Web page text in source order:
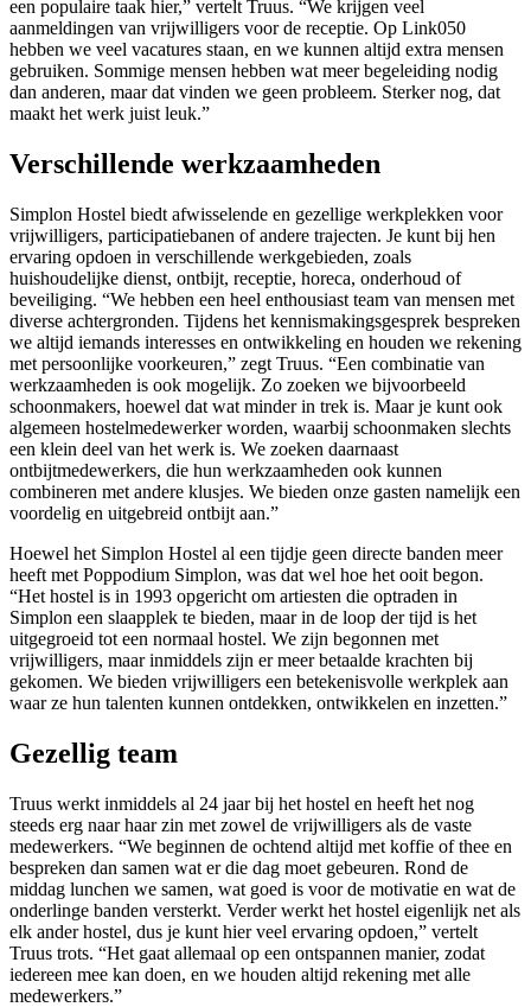
een populaire taak hier,” vertelt Truus. “We krijgen veel
aanmeldingen van vrijwilligers voor de receptie. Op Link050
hebben we veel vacatures staan, en we kunnen altijd extra mensen
gebruiken. Sommige mensen hebben wat meer begeleiding nodig
dan anderen, maar dat vinden we geen probleem. Sterker nog, dat
maakt het werk juist leuk.”
Verschillende werkzaamheden
Simplon Hostel biedt afwisselende en gezellige werkplekken voor
vrijwilligers, participatiebanen of andere trajecten. Je kunt bij hen
ervaring opdoen in verschillende werkgebieden, zoals
huishoudelijke dienst, ontbijt, receptie, horeca, onderhoud of
beveiliging. “We hebben een heel enthousiast team van mensen met
diverse achtergronden. Tijdens het kennismakingsgesprek bespreken
we altijd iemands interesses en ontwikkeling en houden we rekening
met persoonlijke voorkeuren,” zegt Truus. “Een combinatie van
werkzaamheden is ook mogelijk. Zo zoeken we bijvoorbeeld
schoonmakers, hoewel dat wat minder in trek is. Maar je kunt ook
algemeen hostelmedewerker worden, waarbij schoonmaken slechts
een klein deel van het werk is. We zoeken daarnaast
ontbijtmedewerkers, die hun werkzaamheden ook kunnen
combineren met andere klusjes. We bieden onze gasten namelijk een
voordelig en uitgebreid ontbijt aan.”
Hoewel het Simplon Hostel al een tijdje geen directe banden meer
heeft met Poppodium Simplon, was dat wel hoe het ooit begon.
“Het hostel is in 1993 opgericht om artiesten die optraden in
Simplon een slaapplek te bieden, maar in de loop der tijd is het
uitgegroeid tot een normaal hostel. We zijn begonnen met
vrijwilligers, maar inmiddels zijn er meer betaalde krachten bij
gekomen. We bieden vrijwilligers een betekenisvolle werkplek aan
waar ze hun talenten kunnen ontdekken, ontwikkelen en inzetten.”
Gezellig team
Truus werkt inmiddels al 24 jaar bij het hostel en heeft het nog
steeds erg naar haar zin met zowel de vrijwilligers als de vaste
medewerkers. “We beginnen de ochtend altijd met koffie of thee en
bespreken dan samen wat er die dag moet gebeuren. Rond de
middag lunchen we samen, wat goed is voor de motivatie en wat de
onderlinge banden versterkt. Verder werkt het hostel eigenlijk net als
elk ander hostel, dus je kunt hier veel ervaring opdoen,” vertelt
Truus trots. “Het gaat allemaal op een ontspannen manier, zodat
iedereen mee kan doen, en we houden altijd rekening met alle
medewerkers.”